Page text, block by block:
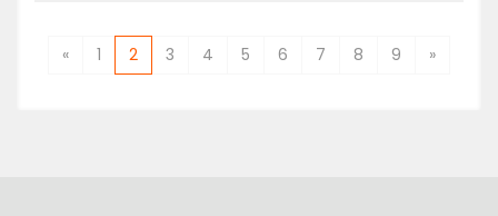
« 1 2 3 4 5 6 7 8 9 »